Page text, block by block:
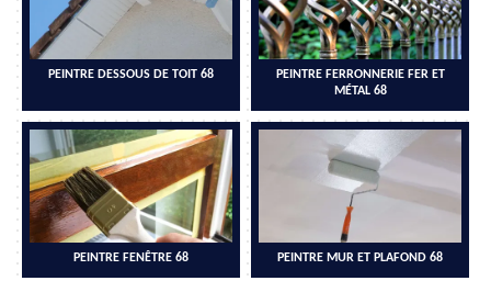
PEINTRE DESSOUS DE TOIT 68
PEINTRE FERRONNERIE FER ET
MÉTAL 68
PEINTRE FENÊTRE 68 PEINTRE MUR ET PLAFOND 68